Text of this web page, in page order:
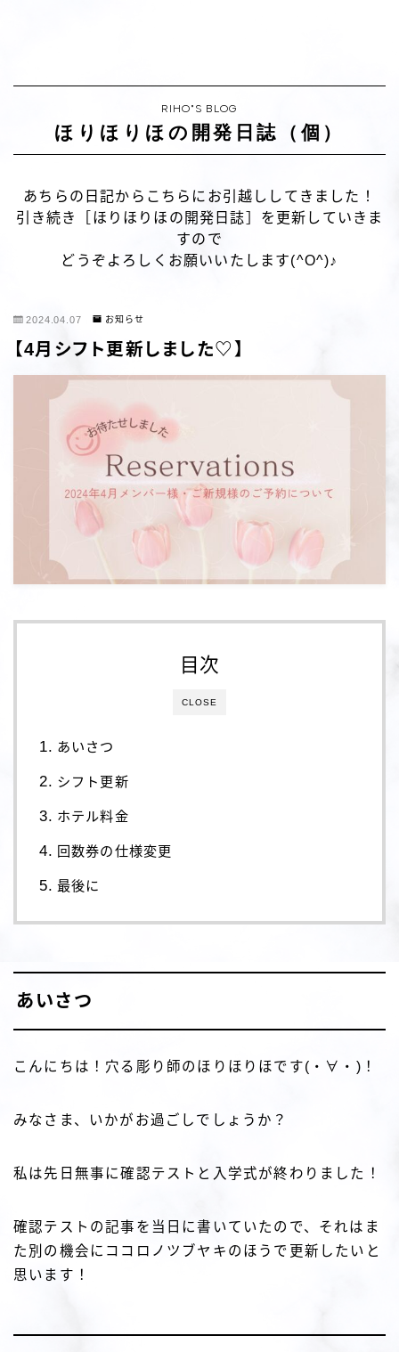
RIHO"S BLOG
ほりほりほの開発日誌（個）
あちらの日記からこちらにお引越ししてきました！
引き続き［ほりほりほの開発日誌］を更新していきま
すので
どうぞよろしくお願いいたします(^O^)♪
2024.04.07 お知らせ
【4月シフト更新しました♡】
CLOSE
目次
あいさつ
シフト更新
ホテル料金
回数券の仕様変更
最後に
あいさつ
こんにちは！穴る彫り師のほりほりほです(・∀・)！
みなさま、いかがお過ごしでしょうか？
私は先日無事に確認テストと入学式が終わりました！
確認テストの記事を当日に書いていたので、それはま
た別の機会にココロノツブヤキのほうで更新したいと
思います！